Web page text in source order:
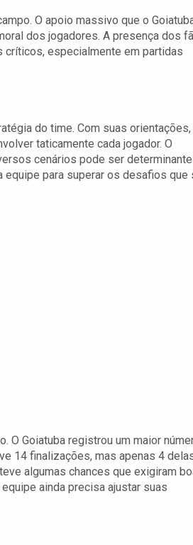
O apoio massivo que o
dos jogadores. A presença dos
críticos, especialmente em partidas
do time. Com suas orientações,
taticamente cada jogador. O
cenários pode ser
equipe para superar os desafios que
O Goiatuba registrou um maior
14 finalizações, mas apenas 4
algumas chances que exigiram
ainda precisa ajustar suas